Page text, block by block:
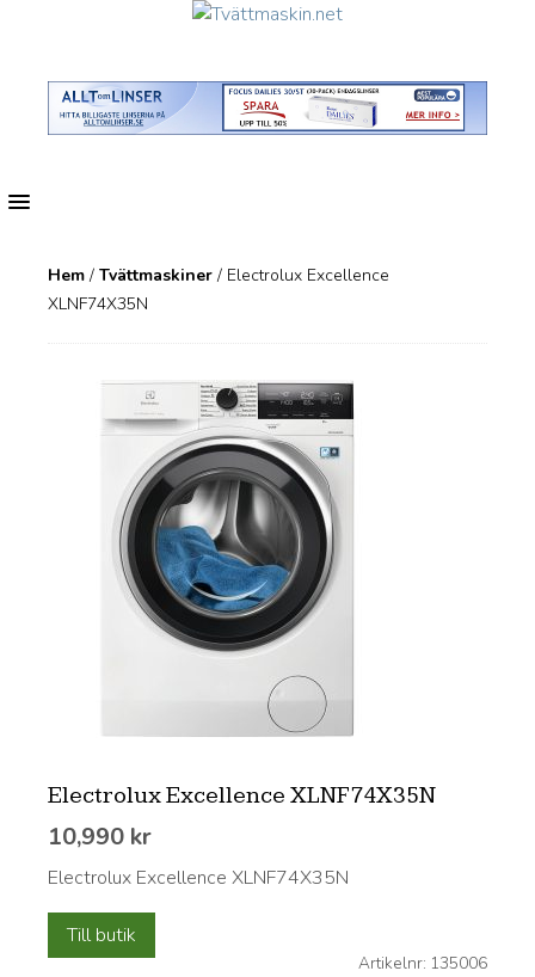
MENU
Hem/ Tvättmaskiner/ Electrolux Excellence
XLNF74X35N
Electrolux Excellence XLNF74X35N
10,990 kr
Electrolux Excellence XLNF74X35N
Till butik
Artikelnr: 135006